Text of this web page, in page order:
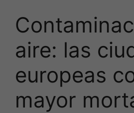
aire: las
europeas
mayor